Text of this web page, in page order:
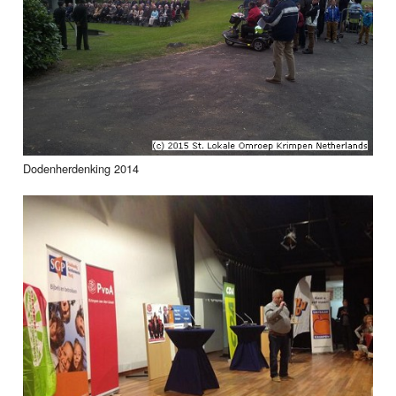
Dodenherdenking 2014